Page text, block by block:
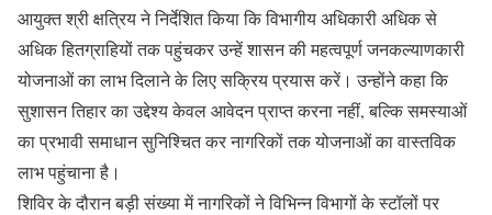
आयुक्त श्री क्षत्रिय ने निर्देशित किया कि विभागीय अधिकारी अधिक से
अधिक हितग्राहियों तक पहुंचकर उन्हें शासन की महत्वपूर्ण जनकल्याणकारी
योजनाओं का लाभ दिलाने के लिए सक्रिय प्रयास करें। उन्होंने कहा कि
सुशासन तिहार का उद्देश्य केवल आवेदन प्राप्त करना नहीं, बल्कि समस्याओं
का प्रभावी समाधान सुनिश्चित कर नागरिकों तक योजनाओं का वास्तविक
लाभ पहुंचाना है।
शिविर के दौरान बड़ी संख्या में नागरिकों ने विभिन्न विभागों के स्टॉलों पर